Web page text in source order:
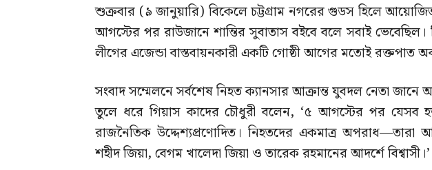
শুক্রবার (৯ জানুয়ারি) বিকেলে চট্টগ্রাম নগরের গুডস হিলে
আগস্টের পর রাউজানে শান্তির সুবাতাস বইবে বলে সবাই ভেবেছিল।
লীগের এজেন্ডা বাস্তবায়নকারী একটি গোষ্ঠী আগের মতোই রক্তপাত
সংবাদ সম্মেলনে সর্বশেষ নিহত ক্যানসার আক্রান্ত যুবদল নেতা জানে
তুলে ধরে গিয়াস কাদের চৌধুরী বলেন, ‘৫ আগস্টের পর যেসব
রাজনৈতিক উদ্দেশ্যপ্রণোদিত। নিহতদের একমাত্র অপরাধ—তারা
শহীদ জিয়া, বেগম খালেদা জিয়া ও তারেক রহমানের আদর্শে বিশ্বাসী।’